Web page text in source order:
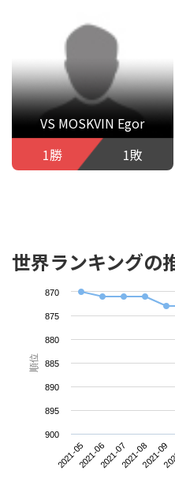
VS MOSKVIN Egor
1勝
1敗
世界ランキングの
順位
2021-052021-062021-072021-082021-09
870
875
880
885
890
895
900